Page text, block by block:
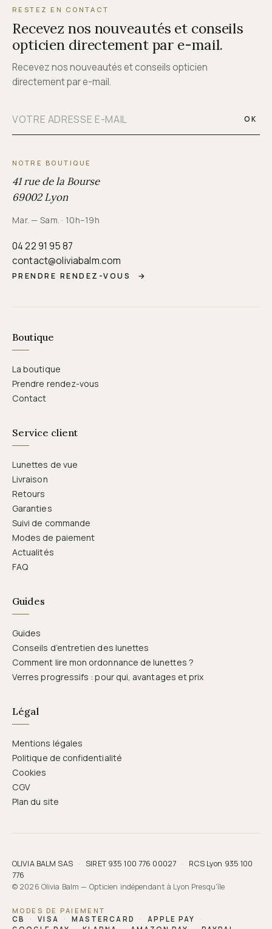
RESTEZ EN CONTACT
Recevez nos nouveautés et conseils
opticien directement par e-mail.
Recevez nos nouveautés et conseils opticien
directement par e-mail.
OK
NOTRE BOUTIQUE
41 rue de la Bourse
69002 Lyon
Mar. — Sam. · 10h–19h
04 22 91 95 87
contact@oliviabalm.com
PRENDRE RENDEZ-VOUS →
Boutique
La boutique
Prendre rendez-vous
Contact
Service client
Lunettes de vue
Livraison
Retours
Garanties
Suivi de commande
Modes de paiement
Actualités
FAQ
Guides
Guides
Conseils d’entretien des lunettes
Comment lire mon ordonnance de lunettes ?
Verres progressifs : pour qui, avantages et prix
Légal
Mentions légales
Politique de confidentialité
Cookies
CGV
Plan du site
OLIVIA BALM SAS · SIRET 935 100 776 00027 ·
RCS Lyon 935 100
776
© 2026 Olivia Balm — Opticien indépendant à Lyon Presqu'île
MODES DE PAIEMENT
CB
· VISA · MASTERCARD · APPLE PAY
·